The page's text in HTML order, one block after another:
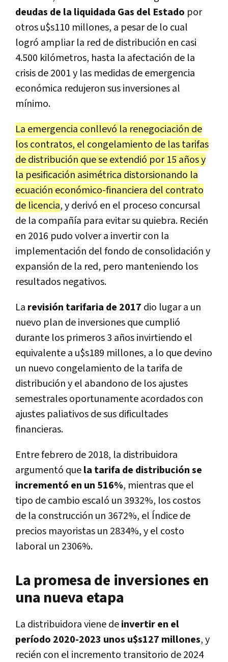
deudas de la liquidada Gas del Estado por
otros u$s110 millones, a pesar de lo cual
logró ampliar la red de distribución en casi
4.500 kilómetros, hasta la afectación de la
crisis de 2001 y las medidas de emergencia
económica redujeron sus inversiones al
mínimo.
La emergencia conllevó la renegociación de
los contratos, el congelamiento de las tarifas
de distribución que se extendió por 15 años y
la pesificación asimétrica distorsionando la
ecuación económico-financiera del contrato
de licencia, y derivó en el proceso concursal
de la compañía para evitar su quiebra. Recién
en 2016 pudo volver a invertir con la
implementación del fondo de consolidación y
expansión de la red, pero manteniendo los
resultados negativos.
La revisión tarifaria de 2017 dio lugar a un
nuevo plan de inversiones que cumplió
durante los primeros 3 años invirtiendo el
equivalente a u$s189 millones, a lo que devino
un nuevo congelamiento de la tarifa de
distribución y el abandono de los ajustes
semestrales oportunamente acordados con
ajustes paliativos de sus dificultades
financieras.
Entre febrero de 2018, la distribuidora
argumentó quela tarifa de distribución se
incrementó en un 516%, mientras que el
tipo de cambio escaló un 3932%, los costos
de la construcción un 3672%, el Índice de
precios mayoristas un 2834%, y el costo
laboral un 2306%.
La promesa de inversiones en
una nueva etapa
La distribuidora viene deinvertir en el
período 2020-2023 unos u$s127 millones, y
recién con el incremento transitorio de 2024